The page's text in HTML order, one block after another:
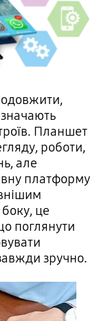
Планшет
роботи,
але
платформу
це
поглянути
зручно.